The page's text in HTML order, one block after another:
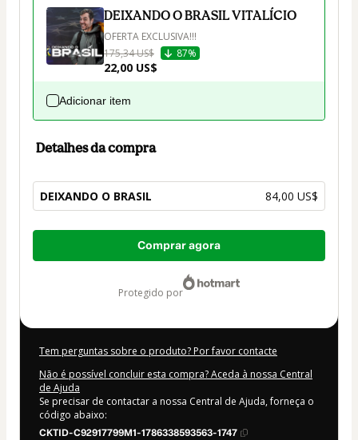
DEIXANDO O BRASIL VITALÍCIO
OFERTA EXCLUSIVA!!!
175,34 US$
87%
22,00 US$
Adicionar item
Detalhes da compra
DEIXANDO O BRASIL 84,00 US$
Total
Comprar agora
protegido por
Tem perguntas sobre o produto? Por favor contacte
Não é possível concluir esta compra? Aceda à nossa Central
de Ajuda
Se precisar de contactar a nossa Central de Ajuda, forneça o
código abaixo:
CKTID-C92917799M1-1786338593563-1747